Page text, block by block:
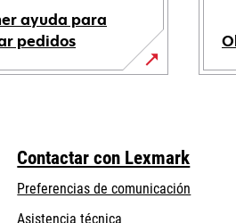
ayuda para
pedidos
se
Contactar con Lexmark
Preferencias de comunicación
se
Asistencia técnica